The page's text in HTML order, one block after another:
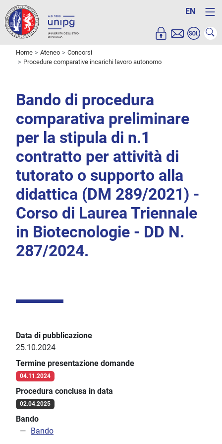
EN
Home Ateneo
Concorsi
Procedure comparative incarichi lavoro autonomo
Bando di procedura
comparativa preliminare
per la stipula di n.1
contratto per attività di
tutorato o supporto alla
didattica (DM 289/2021) -
Corso di Laurea Triennale
in Biotecnologie - DD N.
287/2024.
Data di pubblicazione
25.10.2024
Termine presentazione domande
04.11.2024
Procedura conclusa in data
02.04.2025
Bando
Bando